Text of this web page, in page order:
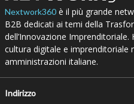
Nextwork360è il più grande
B2B dedicati ai temi della
dell’Innovazione
cultura digitale e imprenditoriale
amministrazioni italiane.
Indirizzo